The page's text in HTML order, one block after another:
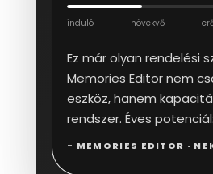
induló növekvő
Ez már olyan rendelési
Memories Editor nem
eszköz, hanem
rendszer. Éves
- MEMORIES EDITOR ·